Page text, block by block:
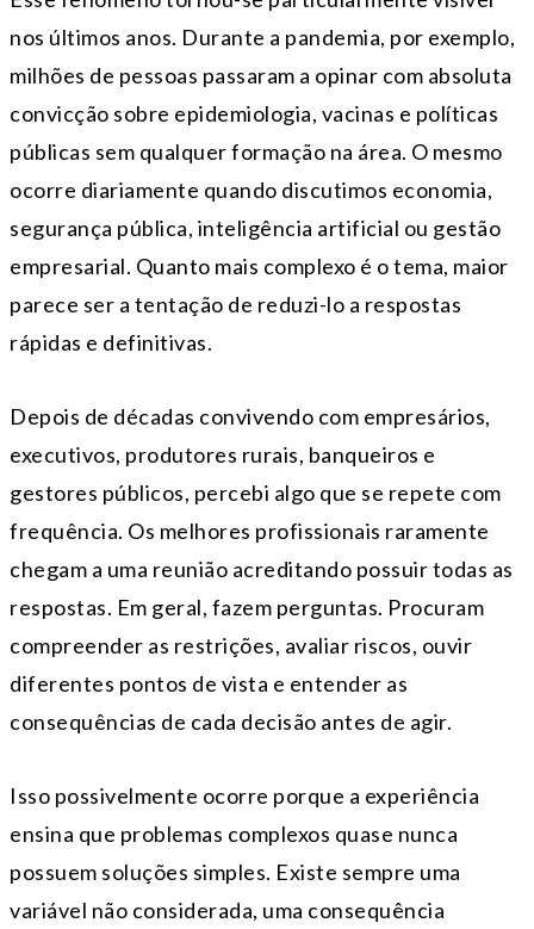
nos últimos anos. Durante a pandemia, por exemplo,
milhões de pessoas passaram a opinar com absoluta
convicção sobre epidemiologia, vacinas e políticas
públicas sem qualquer formação na área. O mesmo
ocorre diariamente quando discutimos economia,
segurança pública, inteligência artificial ou gestão
empresarial. Quanto mais complexo é o tema, maior
parece ser a tentação de reduzi-lo a respostas
rápidas e definitivas.
Depois de décadas convivendo com empresários,
executivos, produtores rurais, banqueiros e
gestores públicos, percebi algo que se repete com
frequência. Os melhores profissionais raramente
chegam a uma reunião acreditando possuir todas as
respostas. Em geral, fazem perguntas. Procuram
compreender as restrições, avaliar riscos, ouvir
diferentes pontos de vista e entender as
consequências de cada decisão antes de agir.
Isso possivelmente ocorre porque a experiência
ensina que problemas complexos quase nunca
possuem soluções simples. Existe sempre uma
variável não considerada, uma consequência